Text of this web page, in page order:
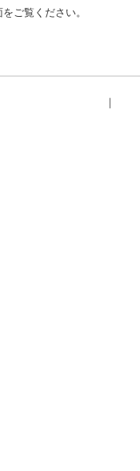
ご覧ください。
｜